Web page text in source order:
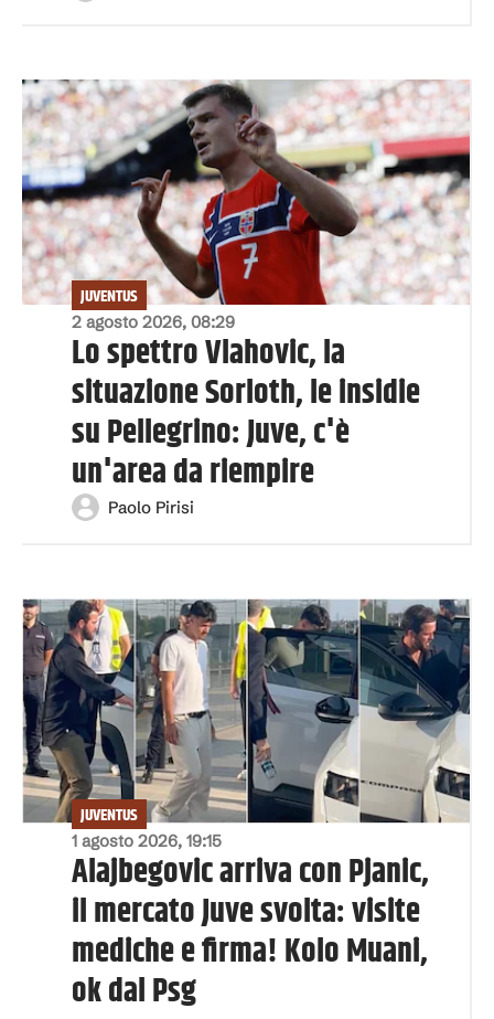
2 agosto 2026, 08:29
JUVENTUS
Lo spettro Vlahovic, la
situazione Sorloth, le insidie
su Pellegrino: Juve, c'è
un'area da riempire
Paolo Pirisi
1 agosto 2026, 19:15
JUVENTUS
Alajbegovic arriva con Pjanic,
il mercato Juve svolta: visite
mediche e firma! Kolo Muani,
ok dal Psg